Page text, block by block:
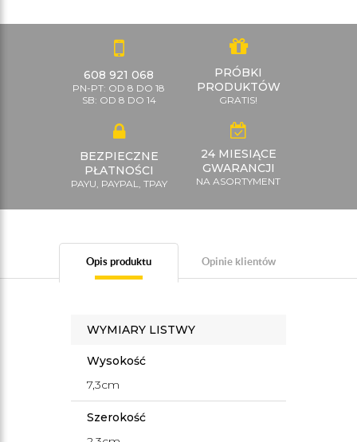
608 921 068
PN-PT: OD 8 DO 18
SB: OD 8 DO 14
PRÓBKI
PRODUKTÓW
GRATIS!
BEZPIECZNE
PŁATNOŚCI
PAYU, PAYPAL, TPAY
24 MIESIĄCE
GWARANCJI
NA ASORTYMENT
Opis produktu Opinie klientów
WYMIARY LISTWY
Wysokość
7,3cm
Szerokość